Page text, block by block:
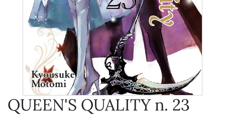
QUEEN'S QUALITY n. 23